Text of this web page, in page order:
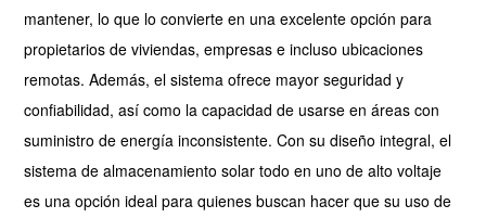
mantener, lo que lo convierte en una excelente opción para
propietarios de viviendas, empresas e incluso ubicaciones
remotas. Además, el sistema ofrece mayor seguridad y
confiabilidad, así como la capacidad de usarse en áreas con
suministro de energía inconsistente. Con su diseño integral, el
sistema de almacenamiento solar todo en uno de alto voltaje
es una opción ideal para quienes buscan hacer que su uso de